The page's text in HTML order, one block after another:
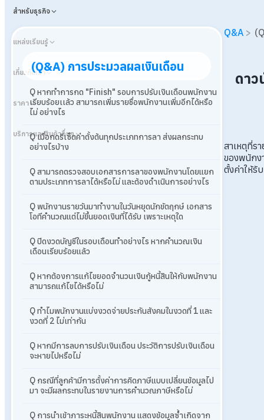
สำหรับธุรกิจ
แหล่งเรียนรู้
เกี่ยวกับเรา
ราคา
บริการและสินค้าอื่นๆ
(Q&A) การประมวลผลเงินเดือน
Q หากทำการกด "Finish" รอบการปรับเงินเดือนพนักงาน
เรียบร้อยเเล้ว สามารถเพิ่มรายชื่อพนักงานเพิ่มอีกได้หรือ
ไม่ อย่างไร
Q เมื่อกดรีเซ็ตค่าตั้งต้นทุกประเภทการลา ส่งผลกระทบ
อย่างไรบ้าง
Q สามารถตรวจสอบเอกสารการลาของพนักงานโดยแยก
ตามประเภทการลาได้หรือไม่ และต้องดำเนินการอย่างไร
Q พนักงานรายวันมาทำงานในวันหยุดนักขัตฤกษ์ เอกสาร
โอทีคำนวณแต่ไม่ขึ้นยอดเงินที่ได้รับ เพราะเหตุใด
Q ปิดงวดบัญชีในรอบเดือนทำอย่างไร หากคำนวณเงิน
เดือนเรียบร้อยแล้ว
Q หากต้องการแก้ไขยอดจำนวนเงินกู้หนี้สินให้กับพนักงาน
สามารถแก้ไขได้หรือไม่
Q ทำไมพนักงานแบ่งงวดจ่ายประกันสังคมในงวดที่ 1 และ
งวดที่ 2 ไม่เท่ากัน
Q หากมีการลบการปรับเงินเดือน ประวัติการปรับเงินเดือน
จะหายไปหรือไม่
Q กรณีที่ลูกค้ามีการตั้งค่าการคิดภาษีแบบเปลี่ยนข้อมูลไป
มา จะมีผลกระทบในรายงานการคำนวณภาษีหรือไม่
Q การนำเข้าภาระหนี้สินพนักงาน แสดงข้อมูลซ้ำเกิดจาก
Q&A >
ดา
สาเหตุที่ร
ของพนักง
ตั้งค่าให้รั